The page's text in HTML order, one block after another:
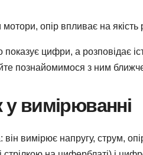
мотори, опір впливає на якість
цифри, а розповідає
познайомимося з ним
вимірюванні
вимірює напругу, струм,